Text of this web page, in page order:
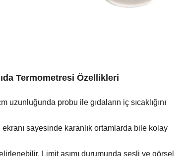
Termometresi Özellikleri
uzunluğunda probu ile gıdaların iç sıcaklığını
sayesinde karanlık ortamlarda bile kolay
Limit aşımı durumunda sesli ve görsel